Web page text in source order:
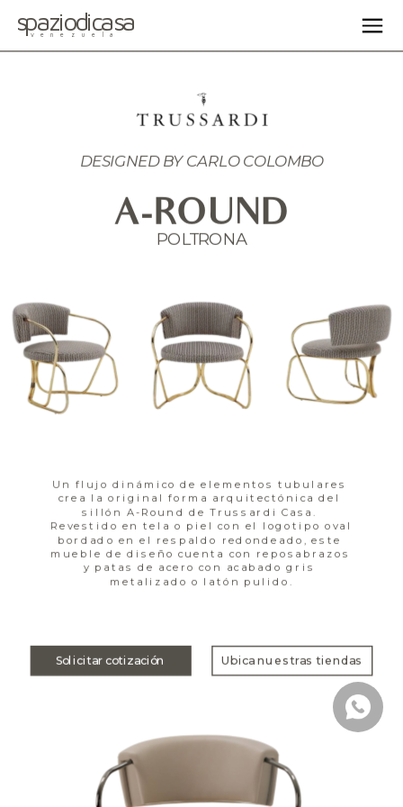
Ubica nuestras tiendas
Solicitar cotización
DESIGNED BY CARLO COLOMBO
A-ROUND
POLTRONA
Un flujo dinámico de elementos tubulares
crea la original forma arquitectónica del
sillón A-Round de Trussardi Casa.
Revestido en tela o piel con el logotipo oval
bordado en el respaldo redondeado, este
mueble de diseño cuenta con reposabrazos
y patas de acero con acabado gris
metalizado o latón pulido.
spaziodicasa
venezuela